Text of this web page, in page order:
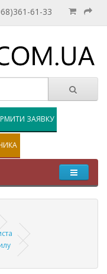
61-33
ЗАЯВКУ